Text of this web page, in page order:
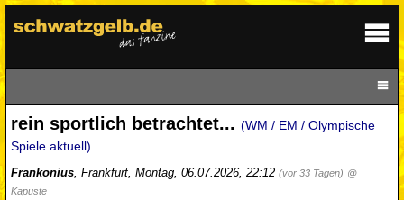
rein sportlich betrachtet... (WM / EM / Olympische
Spiele aktuell)
Frankonius, Frankfurt, Montag, 06.07.2026, 22:12 (vor 33 Tagen) @
Kapuste